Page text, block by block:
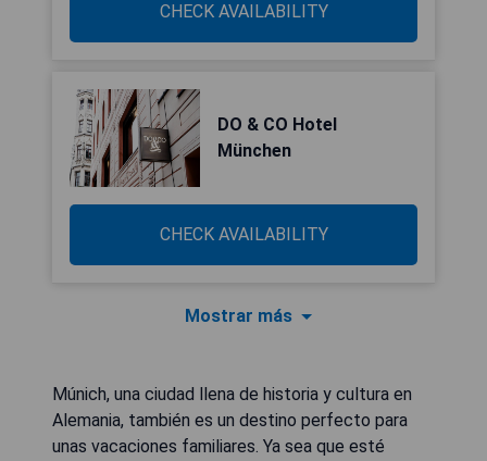
CHECK AVAILABILITY
DO & CO Hotel
München
CHECK AVAILABILITY
Mostrar más
Múnich, una ciudad llena de historia y cultura en
Alemania, también es un destino perfecto para
unas vacaciones familiares. Ya sea que esté